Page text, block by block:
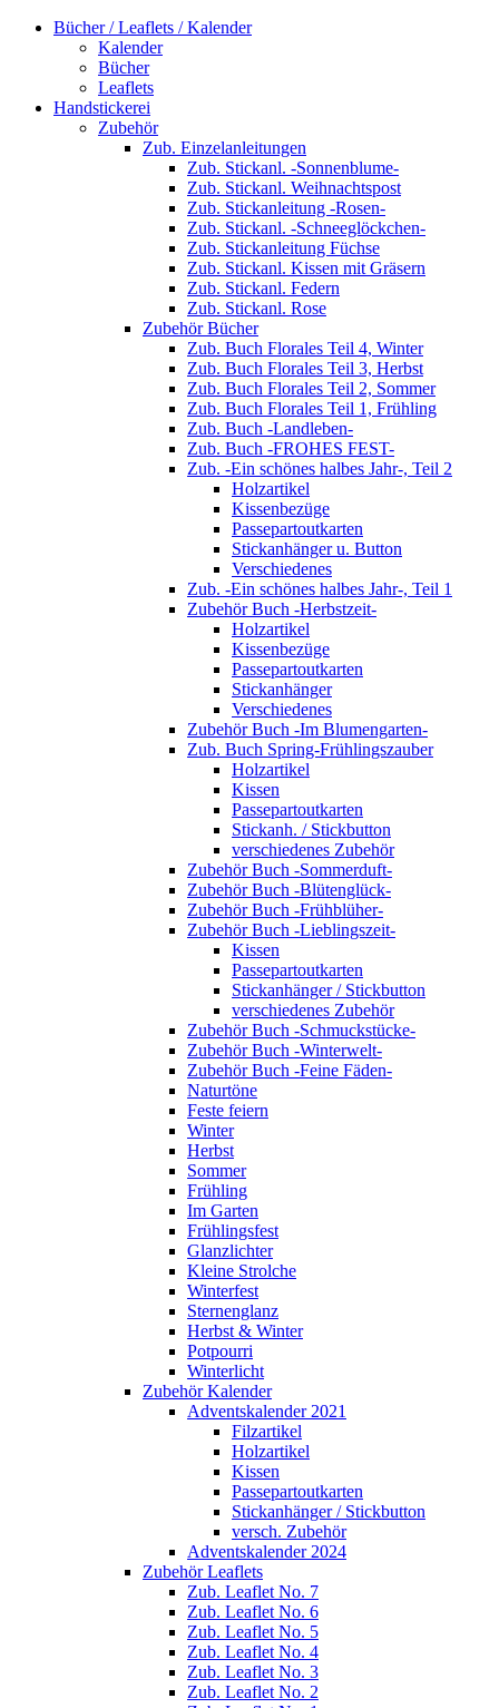
Bücher / Leaflets / Kalender
Kalender
Bücher
Leaflets
Handstickerei
Zubehör
Zub. Einzelanleitungen
Zub. Stickanl. -Sonnenblume-
Zub. Stickanl. Weihnachtspost
Zub. Stickanleitung -Rosen-
Zub. Stickanl. -Schneeglöckchen-
Zub. Stickanleitung Füchse
Zub. Stickanl. Kissen mit Gräsern
Zub. Stickanl. Federn
Zub. Stickanl. Rose
Zubehör Bücher
Zub. Buch Florales Teil 4, Winter
Zub. Buch Florales Teil 3, Herbst
Zub. Buch Florales Teil 2, Sommer
Zub. Buch Florales Teil 1, Frühling
Zub. Buch -Landleben-
Zub. Buch -FROHES FEST-
Zub. -Ein schönes halbes Jahr-, Teil 2
Holzartikel
Kissenbezüge
Passepartoutkarten
Stickanhänger u. Button
Verschiedenes
Zub. -Ein schönes halbes Jahr-, Teil 1
Zubehör Buch -Herbstzeit-
Holzartikel
Kissenbezüge
Passepartoutkarten
Stickanhänger
Verschiedenes
Zubehör Buch -Im Blumengarten-
Zub. Buch Spring-Frühlingszauber
Holzartikel
Kissen
Passepartoutkarten
Stickanh. / Stickbutton
verschiedenes Zubehör
Zubehör Buch -Sommerduft-
Zubehör Buch -Blütenglück-
Zubehör Buch -Frühblüher-
Zubehör Buch -Lieblingszeit-
Kissen
Passepartoutkarten
Stickanhänger / Stickbutton
verschiedenes Zubehör
Zubehör Buch -Schmuckstücke-
Zubehör Buch -Winterwelt-
Zubehör Buch -Feine Fäden-
Naturtöne
Feste feiern
Winter
Herbst
Sommer
Frühling
Im Garten
Frühlingsfest
Glanzlichter
Kleine Strolche
Winterfest
Sternenglanz
Herbst & Winter
Potpourri
Winterlicht
Zubehör Kalender
Adventskalender 2021
Filzartikel
Holzartikel
Kissen
Passepartoutkarten
Stickanhänger / Stickbutton
versch. Zubehör
Adventskalender 2024
Zubehör Leaflets
Zub. Leaflet No. 7
Zub. Leaflet No. 6
Zub. Leaflet No. 5
Zub. Leaflet No. 4
Zub. Leaflet No. 3
Zub. Leaflet No. 2